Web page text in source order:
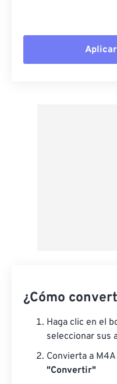
¿Cómo
Haga clic en el
seleccionar sus
Convierta a
"Convertir"